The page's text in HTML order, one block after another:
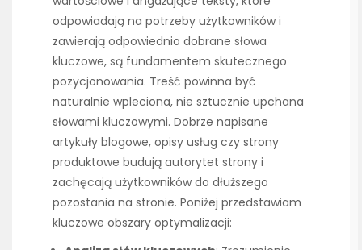
odpowiadają na potrzeby użytkowników i
zawierają odpowiednio dobrane słowa
kluczowe, są fundamentem skutecznego
pozycjonowania. Treść powinna być
naturalnie wpleciona, nie sztucznie upchana
słowami kluczowymi. Dobrze napisane
artykuły blogowe, opisy usług czy strony
produktowe budują autorytet strony i
zachęcają użytkowników do dłuższego
pozostania na stronie. Poniżej przedstawiam
kluczowe obszary optymalizacji: